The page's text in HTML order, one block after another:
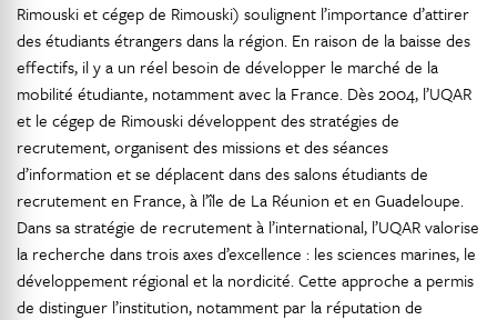
Rimouski et cégep de Rimouski) soulignent l’importance d’attirer
des étudiants étrangers dans la région. En raison de la baisse des
effectifs, il y a un réel besoin de développer le marché de la
mobilité étudiante, notamment avec la France. Dès 2004, l’UQAR
et le cégep de Rimouski développent des stratégies de
recrutement, organisent des missions et des séances
d’information et se déplacent dans des salons étudiants de
recrutement en France, à l’île de La Réunion et en Guadeloupe.
Dans sa stratégie de recrutement à l’international, l’UQAR valorise
la recherche dans trois axes d’excellence : les sciences marines, le
développement régional et la nordicité. Cette approche a permis
de distinguer l’institution, notamment par la réputation de